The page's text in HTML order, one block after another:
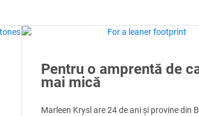
Pentru o amprentă de
mai mică
Marleen Krysl are 24 de ani și provine din